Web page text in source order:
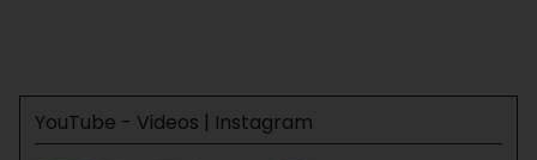
YouTube - Videos | Instagram